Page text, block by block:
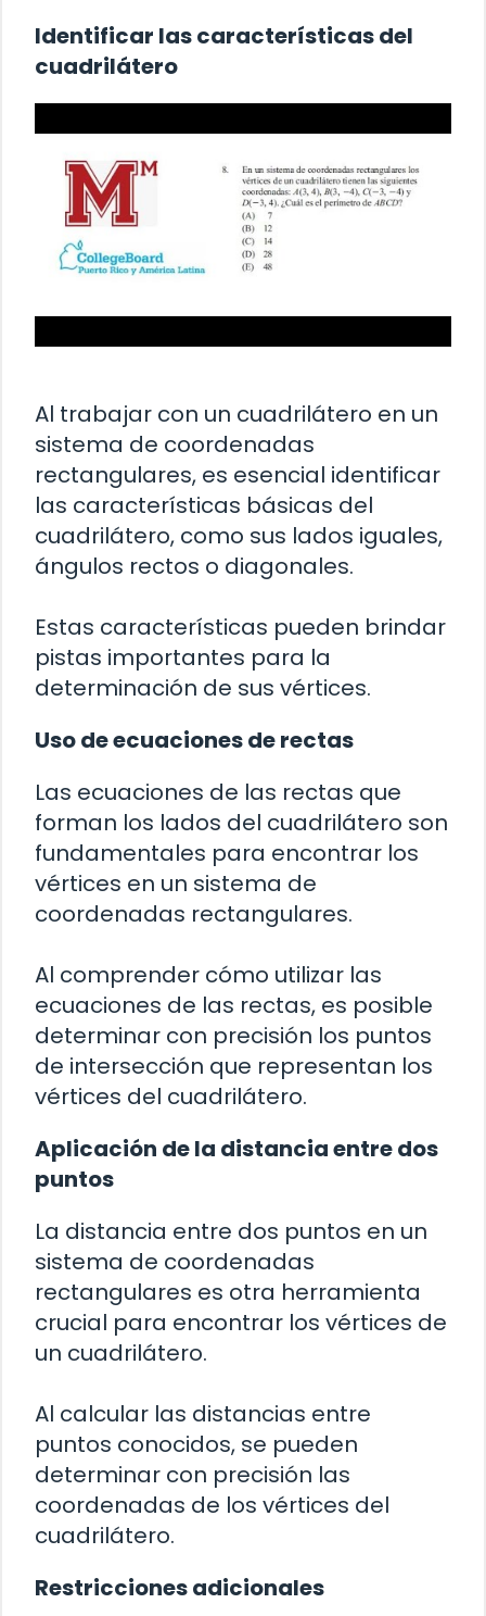
Identificar las características del
cuadrilátero
Al trabajar con un cuadrilátero en un
sistema de coordenadas
rectangulares, es esencial identificar
las características básicas del
cuadrilátero, como sus lados iguales,
ángulos rectos o diagonales.
Estas características pueden brindar
pistas importantes para la
determinación de sus vértices.
Uso de ecuaciones de rectas
Las ecuaciones de las rectas que
forman los lados del cuadrilátero son
fundamentales para encontrar los
vértices en un sistema de
coordenadas rectangulares.
Al comprender cómo utilizar las
ecuaciones de las rectas, es posible
determinar con precisión los puntos
de intersección que representan los
vértices del cuadrilátero.
Aplicación de la distancia entre dos
puntos
La distancia entre dos puntos en un
sistema de coordenadas
rectangulares es otra herramienta
crucial para encontrar los vértices de
un cuadrilátero.
Al calcular las distancias entre
puntos conocidos, se pueden
determinar con precisión las
coordenadas de los vértices del
cuadrilátero.
Restricciones adicionales